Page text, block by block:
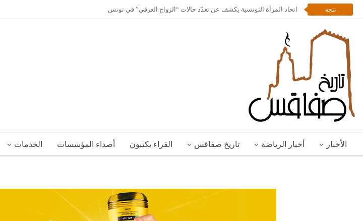
تتجه اتحاد المرأة التونسية يكشف عن تعدّد حالات “الزواج العرفي” في تونس
الأخبار أخبار الرياضة تاريخ صفاقس القراء يكتبون أصداء المؤسسات الخدمات